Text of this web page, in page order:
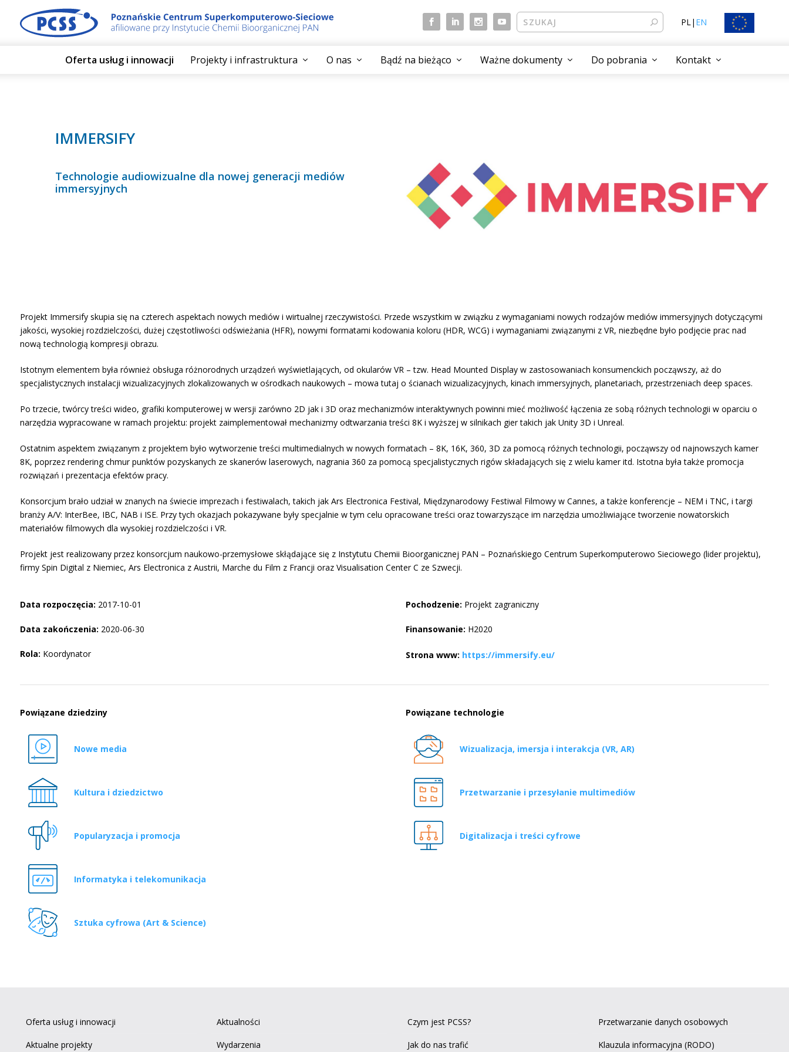
PL| EN
Oferta usług i innowacji Projekty i infrastruktura O nas Bądź na bieżąco Ważne dokumenty Do pobrania Kontakt
IMMERSIFY
Technologie audiowizualne dla nowej generacji mediów
immersyjnych
Projekt Immersify skupia się na czterech aspektach nowych mediów i wirtualnej rzeczywistości. Przede wszystkim w związku z wymaganiami nowych rodzajów mediów immersyjnych dotyczącymi
jakości, wysokiej rozdzielczości, dużej częstotliwości odświeżania (HFR), nowymi formatami kodowania koloru (HDR, WCG) i wymaganiami związanymi z VR, niezbędne było podjęcie prac nad
nową technologią kompresji obrazu.
Istotnym elementem była również obsługa różnorodnych urządzeń wyświetlających, od okularów VR – tzw. Head Mounted Display w zastosowaniach konsumenckich począwszy, aż do
specjalistycznych instalacji wizualizacyjnych zlokalizowanych w ośrodkach naukowych – mowa tutaj o ścianach wizualizacyjnych, kinach immersyjnych, planetariach, przestrzeniach deep spaces.
Po trzecie, twórcy treści wideo, grafiki komputerowej w wersji zarówno 2D jak i 3D oraz mechanizmów interaktywnych powinni mieć możliwość łączenia ze sobą różnych technologii w oparciu o
narzędzia wypracowane w ramach projektu: projekt zaimplementował mechanizmy odtwarzania treści 8K i wyższej w silnikach gier takich jak Unity 3D i Unreal.
Ostatnim aspektem związanym z projektem było wytworzenie treści multimedialnych w nowych formatach – 8K, 16K, 360, 3D za pomocą różnych technologii, począwszy od najnowszych kamer
8K, poprzez rendering chmur punktów pozyskanych ze skanerów laserowych, nagrania 360 za pomocą specjalistycznych rigów składających się z wielu kamer itd. Istotna była także promocja
rozwiązań i prezentacja efektów pracy.
Konsorcjum brało udział w znanych na świecie imprezach i festiwalach, takich jak Ars Electronica Festival, Międzynarodowy Festiwal Filmowy w Cannes, a także konferencje – NEM i TNC, i targi
branży A/V: InterBee, IBC, NAB i ISE. Przy tych okazjach pokazywane były specjalnie w tym celu opracowane treści oraz towarzyszące im narzędzia umożliwiające tworzenie nowatorskich
materiałów filmowych dla wysokiej rozdzielczości i VR.
Projekt jest realizowany przez konsorcjum naukowo-przemysłowe skłądające się z Instytutu Chemii Bioorganicznej PAN – Poznańskiego Centrum Superkomputerowo Sieciowego (lider projektu),
firmy Spin Digital z Niemiec, Ars Electronica z Austrii, Marche du Film z Francji oraz Visualisation Center C ze Szwecji.
Data rozpoczęcia: 2017-10-01
Data zakończenia: 2020-06-30
Rola: Koordynator
Pochodzenie: Projekt zagraniczny
Finansowanie: H2020
Strona www: https://immersify.eu/
Powiązane dziedziny
Nowe media
Kultura i dziedzictwo
Popularyzacja i promocja
Informatyka i telekomunikacja
Sztuka cyfrowa (Art & Science)
Powiązane technologie
Wizualizacja, imersja i interakcja (VR, AR)
Przetwarzanie i przesyłanie multimediów
Digitalizacja i treści cyfrowe
Oferta usług i innowacji
Aktualne projekty
Aktualności
Wydarzenia
Czym jest PCSS?
Jak do nas trafić
Przetwarzanie danych osobowych
Klauzula informacyjna (RODO)